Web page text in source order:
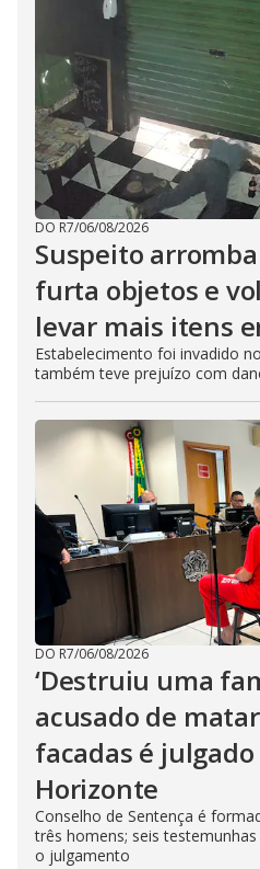
DO R7/06/08/2026
Suspeito
furta objetos e
levar mais itens
Estabelecimento foi invadido
também teve prejuízo com
DO R7/06/08/2026
‘Destruiu uma
acusado de
facadas é julgado
Horizonte
Conselho de Sentença é
três homens; seis
o julgamento